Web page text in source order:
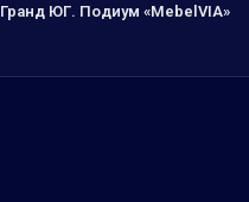
Гранд ЮГ. Подиум «MebelVIA»